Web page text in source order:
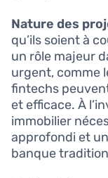
Nature des
qu’ils soient à
un rôle majeur
urgent, comme
fintechs
et efficace. À
immobilier
approfondi et
banque